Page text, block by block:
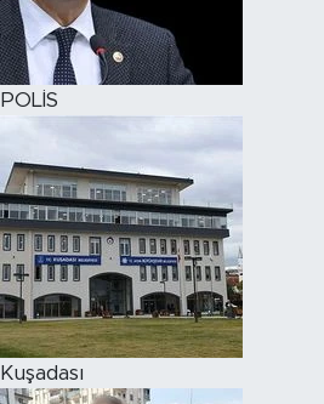
POLİS
Kuşadası